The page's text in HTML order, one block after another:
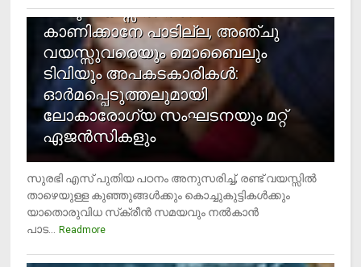
രണ്ടു വയസ്സില്‍ താഴെ സ്‌ക്രീന്‍
കാണിക്കാനേ പാടില്ല, അഞ്ചു
വയസ്സുവരെയും മൊബൈലും
ടിവിയും അപകടകാരികള്‍:
ഓര്‍മപ്പെടുത്തലുമായി
ലോകാരോഗ്യ സംഘടനയും മറ്റ്
ഏജന്‍സികളും
സുരഭി എസ് പുതിയ പഠനം അനുസരിച്ച്, രണ്ട് വയസ്സില്‍
താഴെയുള്ള കുഞ്ഞുങ്ങള്‍ക്കും കൊച്ചുകുട്ടികള്‍ക്കും
യാതൊരുവിധ സ്‌ക്രീന്‍ സമയവും നല്‍കാന്‍
പാട...
Readmore